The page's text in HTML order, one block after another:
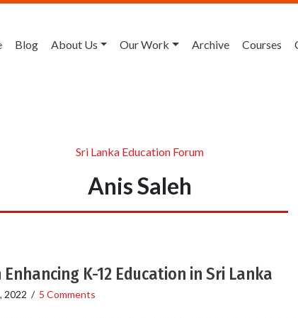
Blog About Us Our Work Archive Courses
Sri Lanka Education Forum
Anis Saleh
K-12 Education in Sri Lanka
2022 / 5 Comments